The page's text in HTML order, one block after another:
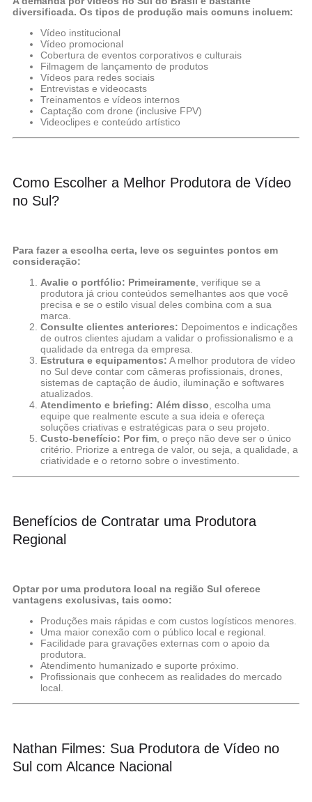
diversificada. Os tipos de produção mais comuns incluem:
Vídeo institucional
Vídeo promocional
Cobertura de eventos corporativos e culturais
Filmagem de lançamento de produtos
Vídeos para redes sociais
Entrevistas e videocasts
Treinamentos e vídeos internos
Captação com drone (inclusive FPV)
Videoclipes e conteúdo artístico
Como Escolher a Melhor Produtora de Vídeo
no Sul?
Para fazer a escolha certa, leve os seguintes pontos em
consideração:
Avalie o portfólio: Primeiramente , verifique se a
produtora já criou conteúdos semelhantes aos que você
precisa e se o estilo visual deles combina com a sua
marca.
Consulte clientes anteriores: Depoimentos e indicações
de outros clientes ajudam a validar o profissionalismo e a
qualidade da entrega da empresa.
Estrutura e equipamentos: A melhor produtora de vídeo
no Sul deve contar com câmeras profissionais, drones,
sistemas de captação de áudio, iluminação e softwares
atualizados.
Atendimento e briefing: Além disso , escolha uma
equipe que realmente escute a sua ideia e ofereça
soluções criativas e estratégicas para o seu projeto.
Custo-benefício: Por fim , o preço não deve ser o único
critério. Priorize a entrega de valor, ou seja, a qualidade, a
criatividade e o retorno sobre o investimento.
Benefícios de Contratar uma Produtora
Regional
Optar por uma produtora local na região Sul oferece
vantagens exclusivas, tais como:
Produções mais rápidas e com custos logísticos menores.
Uma maior conexão com o público local e regional.
Facilidade para gravações externas com o apoio da
produtora.
Atendimento humanizado e suporte próximo.
Profissionais que conhecem as realidades do mercado
local.
Nathan Filmes: Sua Produtora de Vídeo no
Sul com Alcance Nacional